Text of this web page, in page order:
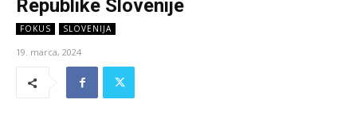
Republike Slovenije
FOKUS SLOVENIJA
19. marca, 2024